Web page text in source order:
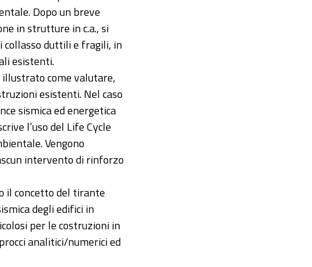
Dopo un breve
in strutture in c.a., si
collasso duttili e fragili, in
esistenti.
illustrato come valutare,
esistenti. Nel caso
sismica ed energetica
l’uso del Life Cycle
Vengono
intervento di rinforzo
il concetto del tirante
degli edifici in
per le costruzioni in
analitici/numerici ed